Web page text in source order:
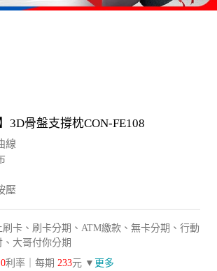
3D骨盤支撐枕CON-FE108
線
壓
刷卡、刷卡分期、ATM繳款、無卡分期、行動
、大哥付你分期
0利率｜每期 233元 ▼ 更多